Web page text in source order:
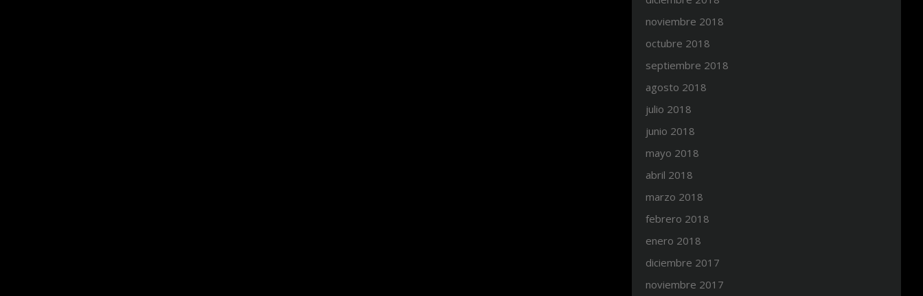
noviembre 2018
octubre 2018
septiembre 2018
agosto 2018
julio 2018
junio 2018
mayo 2018
abril 2018
marzo 2018
febrero 2018
enero 2018
diciembre 2017
noviembre 2017